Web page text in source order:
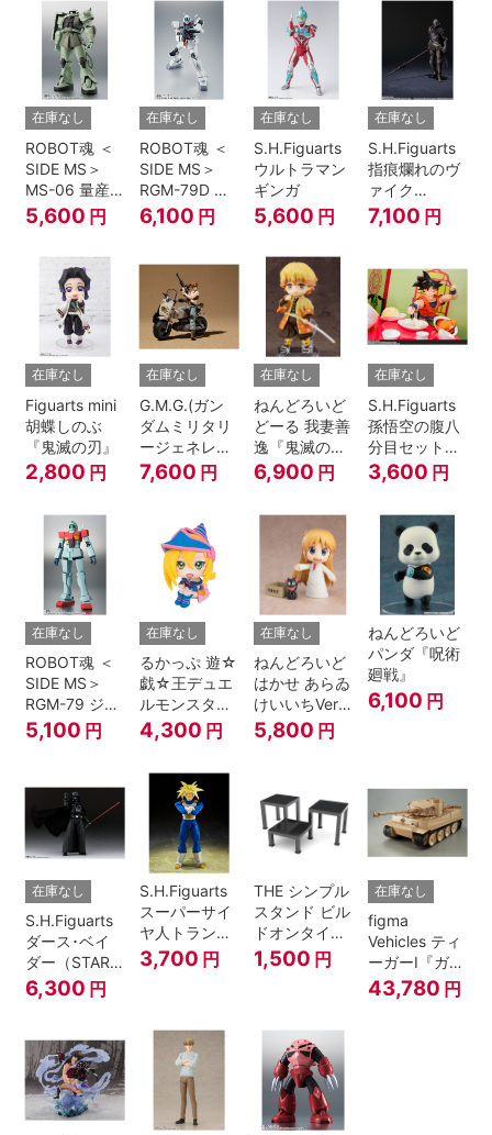
ラームーン
Cosmos』
在庫なし
ROBOT魂 ＜
SIDE MS＞
MS-06 量産
型ザク ver.
A.N.I.M.E.
5,600 円
在庫なし
ROBOT魂 ＜
SIDE MS＞
RGM-79D ジ
ム寒冷地仕様
ver.
6,100 円
在庫なし
S.H.Figuarts
ウルトラマン
ギンガ
5,600 円
在庫なし
S.H.Figuarts
指痕爛れのヴ
ァイク
『ELDEN
RING』
7,100 円
在庫なし
Figuarts mini
胡蝶しのぶ
『鬼滅の刃』
2,800 円
在庫なし
G.M.G.(ガン
ダムミリタリ
ージェネレー
ション） 機動
戦士ガンダム
地球連邦軍V-
SP09 一般兵
士＆連邦兵専
用バイク
7,600 円
在庫なし
ねんどろいど
どーる 我妻善
逸『鬼滅の
刃』
6,900 円
在庫なし
S.H.Figuarts
孫悟空の腹八
分目セット
『ドラゴンボ
ールZ』
3,600 円
在庫なし
ROBOT魂 ＜
SIDE MS＞
RGM-79 ジム
ver.
A.N.I.M.E.
5,100 円
在庫なし
るかっぷ 遊☆
戯☆王デュエ
ルモンスター
ズ ブラック・
マジシャン・
4,300 円
在庫なし
ねんどろいど
はかせ あらゐ
けいいちVer.
『日常』
5,800 円
ねんどろいど
パンダ『呪術
廻戦』
6,100 円
在庫なし
S.H.Figuarts
ダース･ベイ
ダー（STAR
WARS: Return
of the Jedi）
6,300 円
S.H.Figuarts
スーパーサイ
ヤ人トランク
ス-その身に秘
めしスーパー
Z』
3,700 円
THE シンプル
スタンド ビル
ドオンタイプ
(ブラック)
1,500 円
在庫なし
figma
Vehicles ティ
ーガーI『ガー
ルズ&パンツ
ァー』
43,780 円